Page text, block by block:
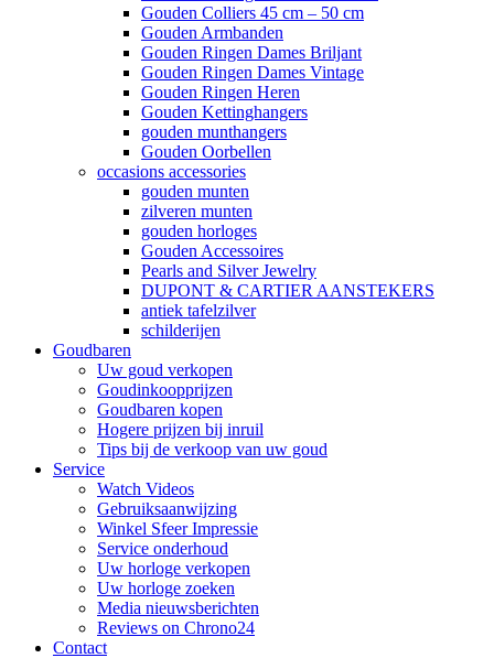
Gouden Colliers 45 cm – 50 cm
Gouden Armbanden
Gouden Ringen Dames Briljant
Gouden Ringen Dames Vintage
Gouden Ringen Heren
Gouden Kettinghangers
gouden munthangers
Gouden Oorbellen
occasions accessories
gouden munten
zilveren munten
gouden horloges
Gouden Accessoires
Pearls and Silver Jewelry
DUPONT & CARTIER AANSTEKERS
antiek tafelzilver
schilderijen
Goudbaren
Uw goud verkopen
Goudinkoopprijzen
Goudbaren kopen
Hogere prijzen bij inruil
Tips bij de verkoop van uw goud
Service
Watch Videos
Gebruiksaanwijzing
Winkel Sfeer Impressie
Service onderhoud
Uw horloge verkopen
Uw horloge zoeken
Media nieuwsberichten
Reviews on Chrono24
Contact